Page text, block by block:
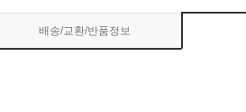
배송/교환/반품정보